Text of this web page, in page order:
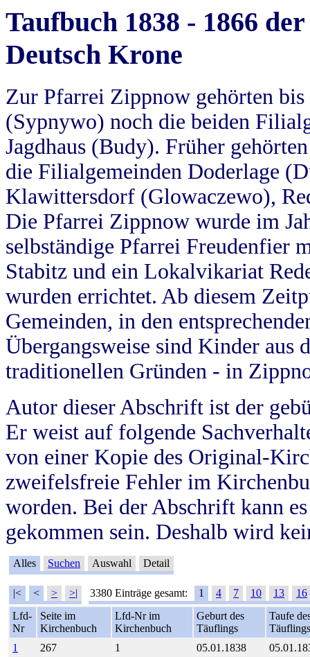
Taufbuch 1838 - 1866
Deutsch Krone
Zur Pfarrei Zippnow gehörten
(Sypnywo) noch die beiden
Jagdhaus (Budy). Früher
die Filialgemeinden Doderlage
Klawittersdorf (Glowaczewo),
Die Pfarrei Zippnow wurde im
selbständige Pfarrei Freudenfier
Stabitz und ein Lokalvikariat
wurden errichtet. Ab diesem
Gemeinden, in den
Übergangsweise sind Kinder aus
traditionellen Gründen - in
Autor dieser Abschrift ist der
Er weist auf folgende
von einer Kopie des Original-
zweifelsfreie Fehler im
worden. Bei der Abschrift kann
gekommen sein. Deshalb wird
Alles Suchen Auswahl Detail
|< < > >| 3380 Einträge gesamt: 1 4 7 10 13
16
Lfd-
Nr
Seite im
Kirchenbuch
Lfd-Nr im
Kirchenbuch
Geburt des
Täuflings
Taufe
Täuflings
1
267 1 05.01.1838